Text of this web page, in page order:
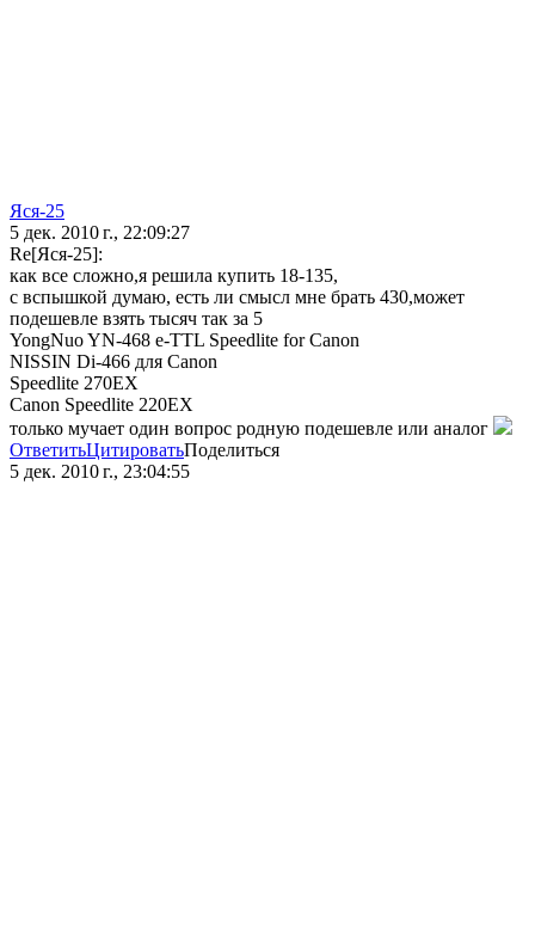
Яся-25
5 дек. 2010 г., 22:09:27
Re[Яся-25]:
как все сложно,я решила купить 18-135,
с вспышкой думаю, есть ли смысл мне брать 430,может
подешевле взять тысяч так за 5
YongNuo YN-468 e-TTL Speedlite for Canon
NISSIN Di-466 для Canon
Speedlite 270EX
Canon Speedlite 220EX
только мучает один вопрос родную подешевле или аналог
ОтветитьЦитироватьПоделиться
5 дек. 2010 г., 23:04:55